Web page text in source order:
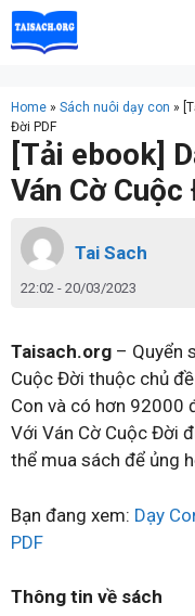
Skip
to
Home » Sách nuôi dạy con »
Đời PDF
[Tải ebook]
Ván Cờ Cuộc
Tai Sach
22:02 - 20/03/2023
Taisach.org – Quyển
Cuộc Đời thuộc chủ
Con và có hơn 92000
Với Ván Cờ Cuộc Đời
thể mua sách để ủng
Bạn đang xem: Dạy
PDF
Thông tin về sách